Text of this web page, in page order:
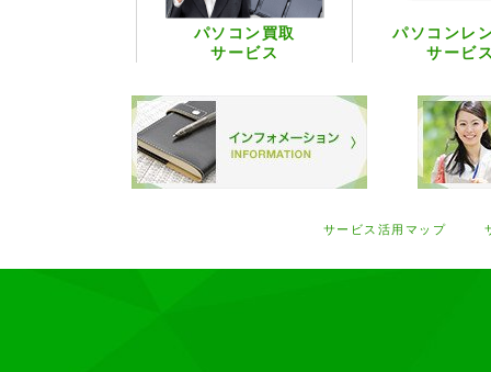
パソコン買取
サービス
パソコンレ
サービ
サービス活用マップ